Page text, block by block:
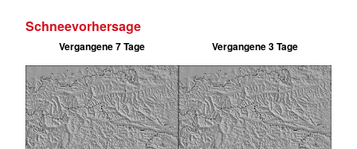
Schneevorhersage
Vergangene 7 Tage Vergangene 3 Tage